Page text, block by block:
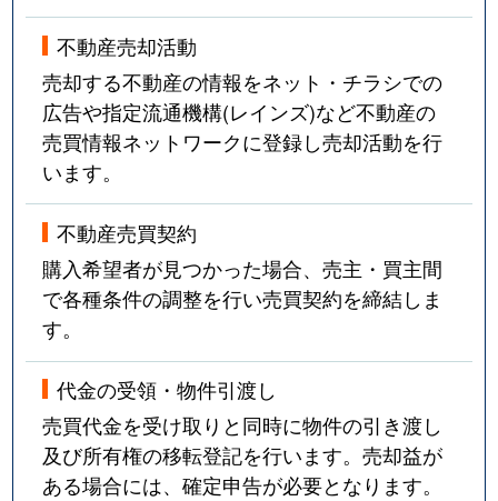
不動産売却活動
売却する不動産の情報をネット・チラシでの
広告や指定流通機構(レインズ)など不動産の
売買情報ネットワークに登録し売却活動を行
います。
不動産売買契約
購入希望者が見つかった場合、売主・買主間
で各種条件の調整を行い売買契約を締結しま
す。
代金の受領・物件引渡し
売買代金を受け取りと同時に物件の引き渡し
及び所有権の移転登記を行います。売却益が
ある場合には、確定申告が必要となります。